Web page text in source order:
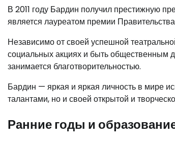
В 2011 году Бардин получил престижную
является лауреатом премии
Независимо от своей успешной
социальных акциях и быть общественным
занимается благотворительностью.
Бардин — яркая и яркая личность в мире
талантами, но и своей открытой и
Ранние годы и